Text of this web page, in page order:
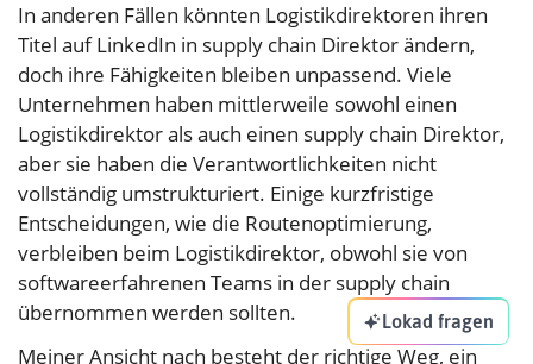
In anderen Fällen könnten Logistikdirektoren ihren
Titel auf LinkedIn in supply chain Direktor ändern,
doch ihre Fähigkeiten bleiben unpassend. Viele
Unternehmen haben mittlerweile sowohl einen
Logistikdirektor als auch einen supply chain Direktor,
aber sie haben die Verantwortlichkeiten nicht
vollständig umstrukturiert. Einige kurzfristige
Entscheidungen, wie die Routenoptimierung,
verbleiben beim Logistikdirektor, obwohl sie von
softwareerfahrenen Teams in der supply chain
übernommen werden sollten.
Meiner Ansicht nach besteht der richtige Weg, ein
Lokad fragen